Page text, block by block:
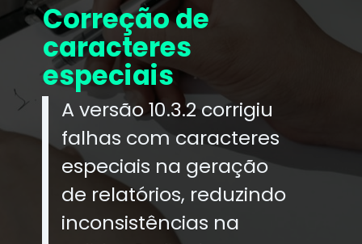
Correção de
caracteres
especiais
A versão 10.3.2 corrigiu
falhas com caracteres
especiais na geração
de relatórios, reduzindo
inconsistências na